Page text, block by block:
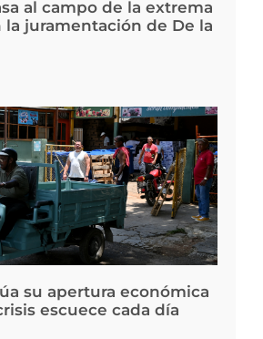
al campo de la extrema
la juramentación de De la
su apertura económica
escuece cada día